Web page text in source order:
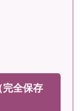
全保存